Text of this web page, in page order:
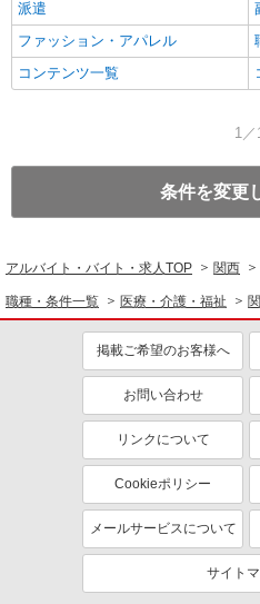
派遣
ファッション・アパレル
コンテンツ一覧
1／1
条件を変更
アルバイト・バイト・求人TOP 関西
職種・条件一覧 医療・介護・福祉
掲載ご希望のお客様へ
お問い合わせ
リンクについて
Cookieポリシー
メールサービスについて
サイト